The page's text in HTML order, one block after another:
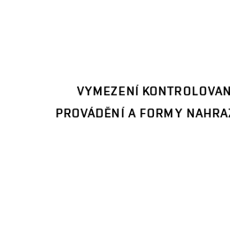
VYMEZENÍ
PROVÁDĚNÍ A FORMY